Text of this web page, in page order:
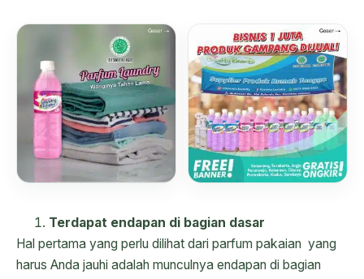
Terdapat endapan di bagian dasar
Hal pertama yang perlu dilihat dari parfum pakaian yang
harus Anda jauhi adalah munculnya endapan di bagian